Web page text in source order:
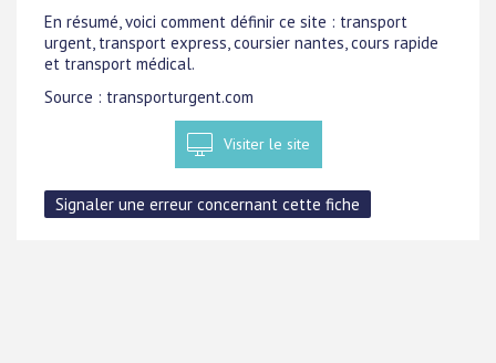
En résumé, voici comment définir ce site : transport
urgent, transport express, coursier nantes, cours rapide
et transport médical.
Source : transporturgent.com
Visiter le site